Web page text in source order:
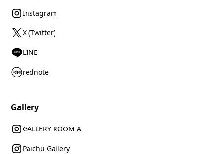
Instagram
X (Twitter)
LINE
rednote
Gallery
GALLERY ROOM A
Paichu Gallery